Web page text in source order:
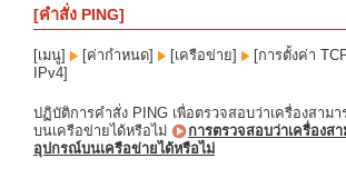
[คำสั่ง PING]
[เมนู] [ค่ากำหนด] [เครือข่าย] [การตั้งค่า
IPv4]
ปฏิบัติการคำสั่ง PING เพื่อตรวจสอบว่าเครื่องสาม
บนเครือข่ายได้หรือไม่
การตรวจสอบว่าเครื่องส
อุปกรณ์บนเครือข่ายได้หรือไม่